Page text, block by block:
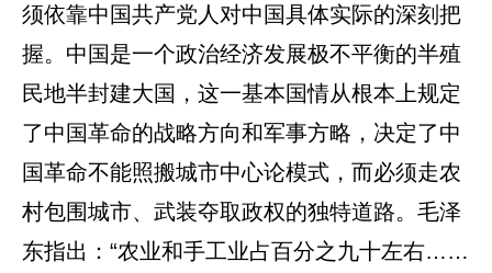
须依靠中国共产党人对中国具体实际的深刻把
握。中国是一个政治经济发展极不平衡的半殖
民地半封建大国，这一基本国情从根本上规定
了中国革命的战略方向和军事方略，决定了中
国革命不能照搬城市中心论模式，而必须走农
村包围城市、武装夺取政权的独特道路。毛泽
东指出：“农业和手工业占百分之九十左右……